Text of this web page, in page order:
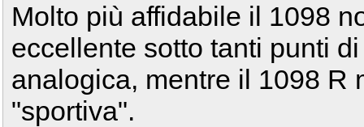
Molto più affidabile il 1098
eccellente sotto tanti punti
analogica, mentre il 1098 R
"sportiva".